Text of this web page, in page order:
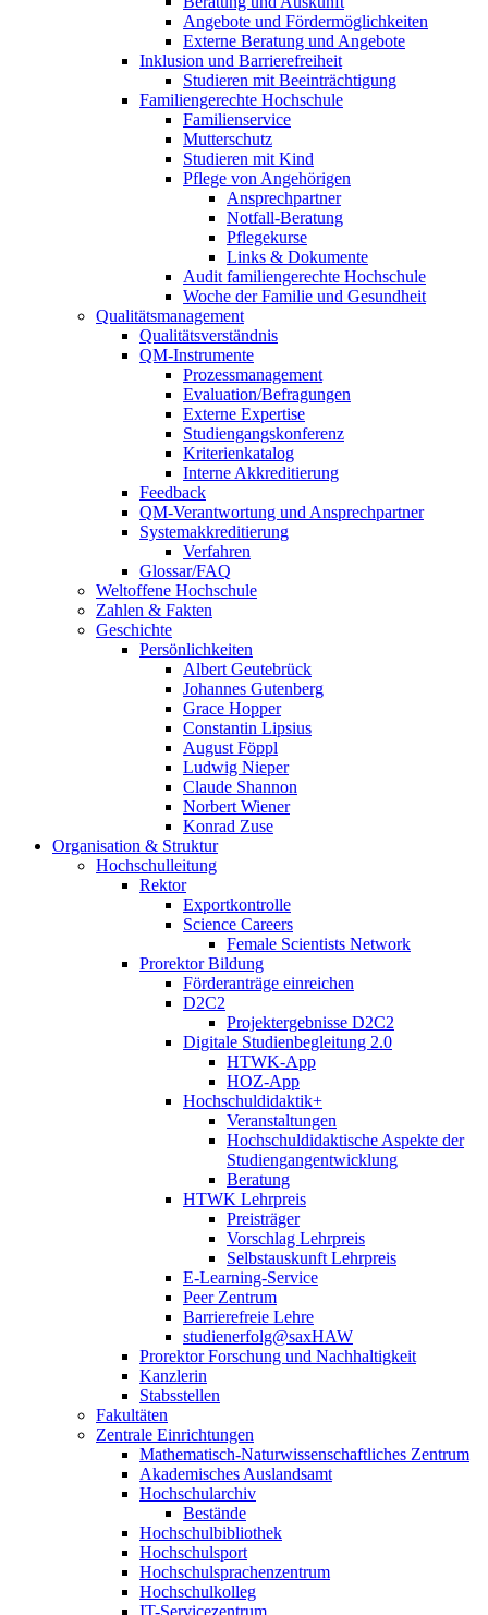
Angebote und Fördermöglichkeiten
Externe Beratung und Angebote
Inklusion und Barrierefreiheit
Studieren mit Beeinträchtigung
Familiengerechte Hochschule
Familienservice
Mutterschutz
Studieren mit Kind
Pflege von Angehörigen
Ansprechpartner
Notfall-Beratung
Pflegekurse
Links & Dokumente
Audit familiengerechte Hochschule
Woche der Familie und Gesundheit
Qualitätsmanagement
Qualitätsverständnis
QM-Instrumente
Prozessmanagement
Evaluation/Befragungen
Externe Expertise
Studiengangskonferenz
Kriterienkatalog
Interne Akkreditierung
Feedback
QM-Verantwortung und Ansprechpartner
Systemakkreditierung
Verfahren
Glossar/FAQ
Weltoffene Hochschule
Zahlen & Fakten
Geschichte
Persönlichkeiten
Albert Geutebrück
Johannes Gutenberg
Grace Hopper
Constantin Lipsius
August Föppl
Ludwig Nieper
Claude Shannon
Norbert Wiener
Konrad Zuse
Organisation & Struktur
Hochschulleitung
Rektor
Exportkontrolle
Science Careers
Female Scientists Network
Prorektor Bildung
Förderanträge einreichen
D2C2
Projektergebnisse D2C2
Digitale Studienbegleitung 2.0
HTWK-App
HOZ-App
Hochschuldidaktik+
Veranstaltungen
Hochschuldidaktische Aspekte der
Studiengangentwicklung
Beratung
HTWK Lehrpreis
Preisträger
Vorschlag Lehrpreis
Selbstauskunft Lehrpreis
E-Learning-Service
Peer Zentrum
Barrierefreie Lehre
studienerfolg@saxHAW
Prorektor Forschung und Nachhaltigkeit
Kanzlerin
Stabsstellen
Fakultäten
Zentrale Einrichtungen
Mathematisch-Naturwissenschaftliches Zentrum
Akademisches Auslandsamt
Hochschularchiv
Bestände
Hochschulbibliothek
Hochschulsport
Hochschulsprachenzentrum
Hochschulkolleg
IT-Servicezentrum